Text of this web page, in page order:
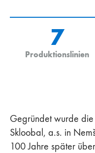
7
Produktionslinien
Gegründet wurde
Skloobal, a.s. in
100 Jahre später